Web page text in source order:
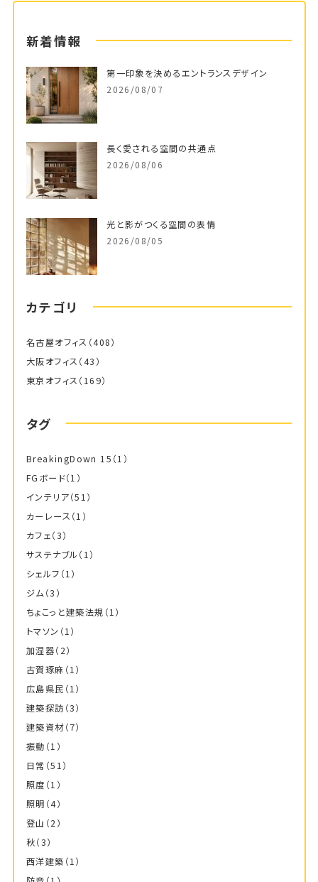
新着情報
第一印象を決めるエントランスデザイン
2026/08/07
長く愛される空間の共通点
2026/08/06
光と影がつくる空間の表情
2026/08/05
カテゴリ
名古屋オフィス （408）
大阪オフィス （43）
東京オフィス （169）
タグ
BreakingDown 15 （1）
FGボード（1）
インテリア（51）
カーレース （1）
カフェ（3）
サステナブル （1）
シェルフ （1）
ジム（3）
ちょこっと建築法規 （1）
トマソン （1）
加湿器（2）
古賀琢麻 （1）
広島県民 （1）
建築探訪 （3）
建築資材（7）
振動 （1）
日常 （51）
照度 （1）
照明 （4）
登山 （2）
秋（3）
西洋建築 （1）